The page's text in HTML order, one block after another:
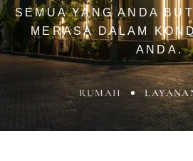
SEMUA YANG ANDA
MERASA DALAM
ANDA.
RUMAH